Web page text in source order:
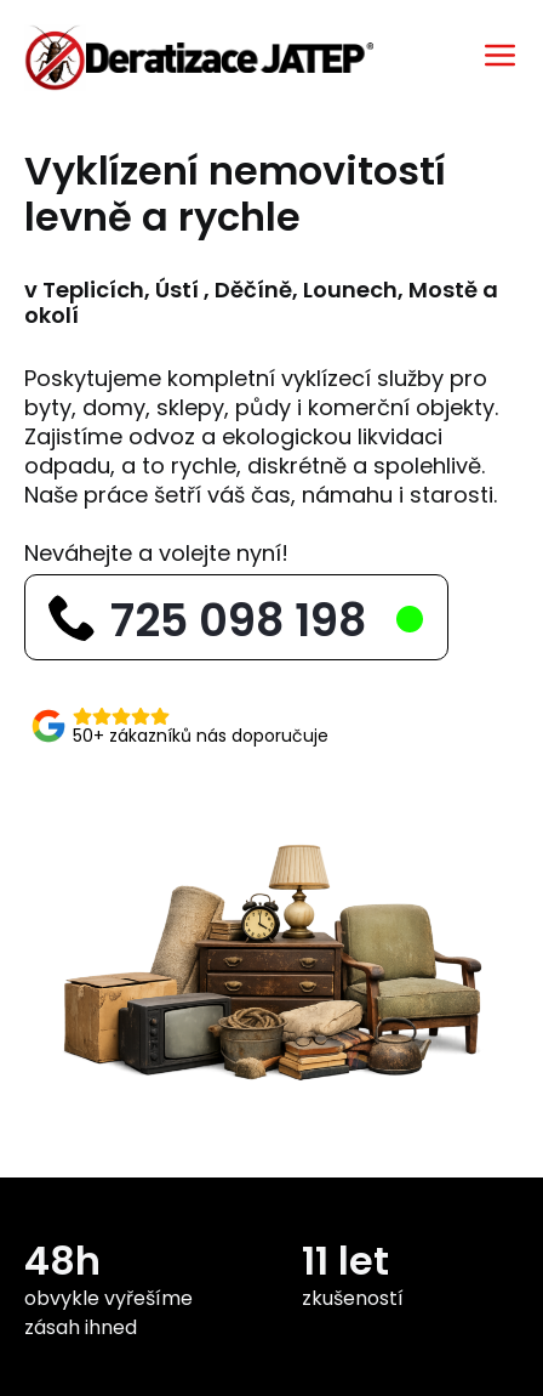
Vyklízení nemovitostí
levně a rychle
v Teplicích, Ústí , Děčíně, Lounech, Mostě a
okolí
Poskytujeme kompletní vyklízecí služby pro
byty, domy, sklepy, půdy i komerční objekty.
Zajistíme odvoz a ekologickou likvidaci
odpadu, a to rychle, diskrétně a spolehlivě.
Naše práce šetří váš čas, námahu i starosti.
Neváhejte a volejte nyní!
725 098 198
50+ zákazníků nás doporučuje
48h
obvykle vyřešíme
zásah ihned
11 let
zkušeností